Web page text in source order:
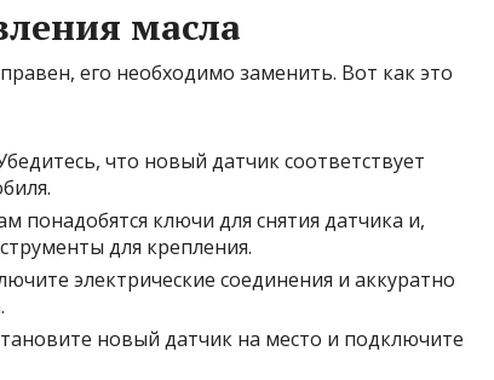
масла
его необходимо заменить. Вот как это
что новый датчик соответствует
понадобятся ключи для снятия датчика и,
для крепления.
электрические соединения и аккуратно
новый датчик на место и подключите